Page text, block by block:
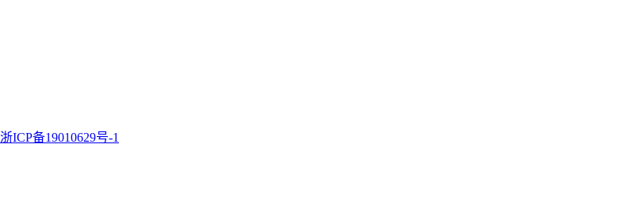
浙ICP备19010629号-1